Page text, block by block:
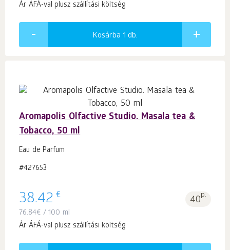
Ár ÁFÁ-val plusz szállítási költség
Kosárba 1 db.
Aromapolis Olfactive Studio. Masala tea &
Tobacco, 50 ml
Eau de Parfum
#427653
38.42 € 40p.
76.84€ / 100 ml
Ár ÁFÁ-val plusz szállítási költség